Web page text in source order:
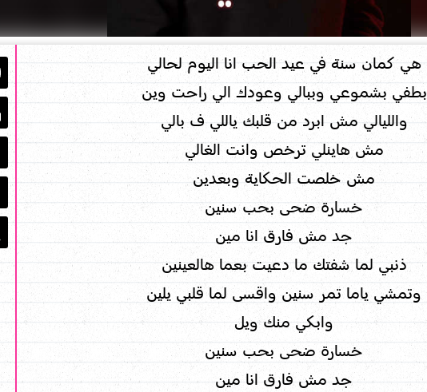
هي كمان سنة في عيد الحب انا اليوم لحالي
بطفي بشموعي وببالي وعودك الي راحت وين
والليالي مش ابرد من قلبك ياللي ف بالي
مش هاينلي ترخص وانت الغالي
مش خلصت الحكاية وبعدين
خسارة ضحى بحب سنين
جد مش فارق انا مين
ذنبي لما شفتك ما دعيت بعما هالعينين
وتمشي ياما تمر سنين واقسى لما قلبي يلين
وابكي منك ويل
خسارة ضحى بحب سنين
جد مش فارق انا مين